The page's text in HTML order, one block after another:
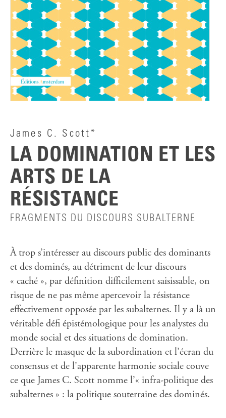
James C. Scott*
LA DOMINATION ET LES
ARTS DE LA
RÉSISTANCE
FRAGMENTS DU DISCOURS SUBALTERNE
À trop s’intéresser au discours public des dominants
et des dominés, au détriment de leur discours
« caché », par définition difficilement saisissable, on
risque de ne pas même apercevoir la résistance
effectivement opposée par les subalternes. Il y a là un
véritable défi épistémologique pour les analystes du
monde social et des situations de domination.
Derrière le masque de la subordination et l’écran du
consensus et de l’apparente harmonie sociale couve
ce que James C. Scott nomme l’« infra-politique des
subalternes » : la politique souterraine des dominés.